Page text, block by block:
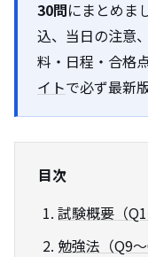
30問にまとめま
込、当日の注意
料・日程・合格
イトで必ず最新
目次
試験概要（Q1
勉強法（Q9〜